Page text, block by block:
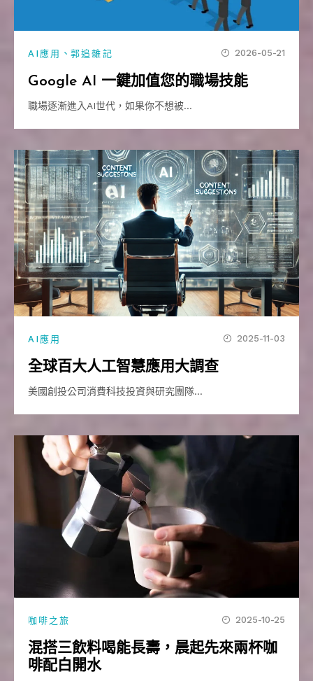
AI應用 、郭追雜記 2026-05-21
Google AI 一鍵加值您的職場技能
職場逐漸進入AI世代，如果你不想被…
AI應用 2025-11-03
全球百大人工智慧應用大調查
美國創投公司消費科技投資與研究團隊…
咖啡之旅 2025-10-25
混搭三飲料喝能長壽，晨起先來兩杯咖
啡配白開水